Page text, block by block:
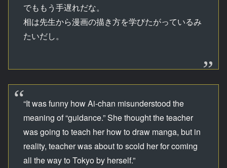
でももう手遅れだな。
相は先生から漫画の描き方を学びたがっているみ
たいだし。
“It was funny how Ai-chan misunderstood the
meaning of “guidance.” She thought the teacher
was going to teach her how to draw manga, but in
reality, teacher was about to scold her for coming
all the way to Tokyo by herself.”